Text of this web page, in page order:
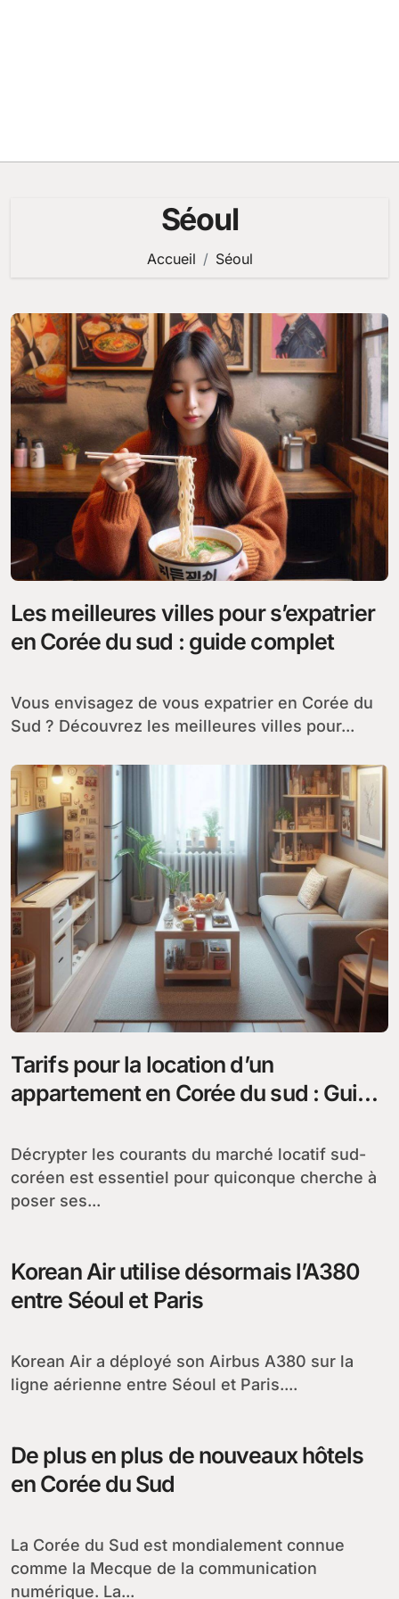
Séoul
Accueil Séoul
Les meilleures villes pour s’expatrier
en Corée du sud : guide complet
Vous envisagez de vous expatrier en Corée du
Sud ? Découvrez les meilleures villes pour...
Tarifs pour la location d’un
appartement en Corée du sud : Guide
une grande ville
Décrypter les courants du marché locatif sud-
coréen est essentiel pour quiconque cherche à
poser ses...
Korean Air utilise désormais l’A380
entre Séoul et Paris
Korean Air a déployé son Airbus A380 sur la
ligne aérienne entre Séoul et Paris....
De plus en plus de nouveaux hôtels
en Corée du Sud
La Corée du Sud est mondialement connue
comme la Mecque de la communication
numérique. La...